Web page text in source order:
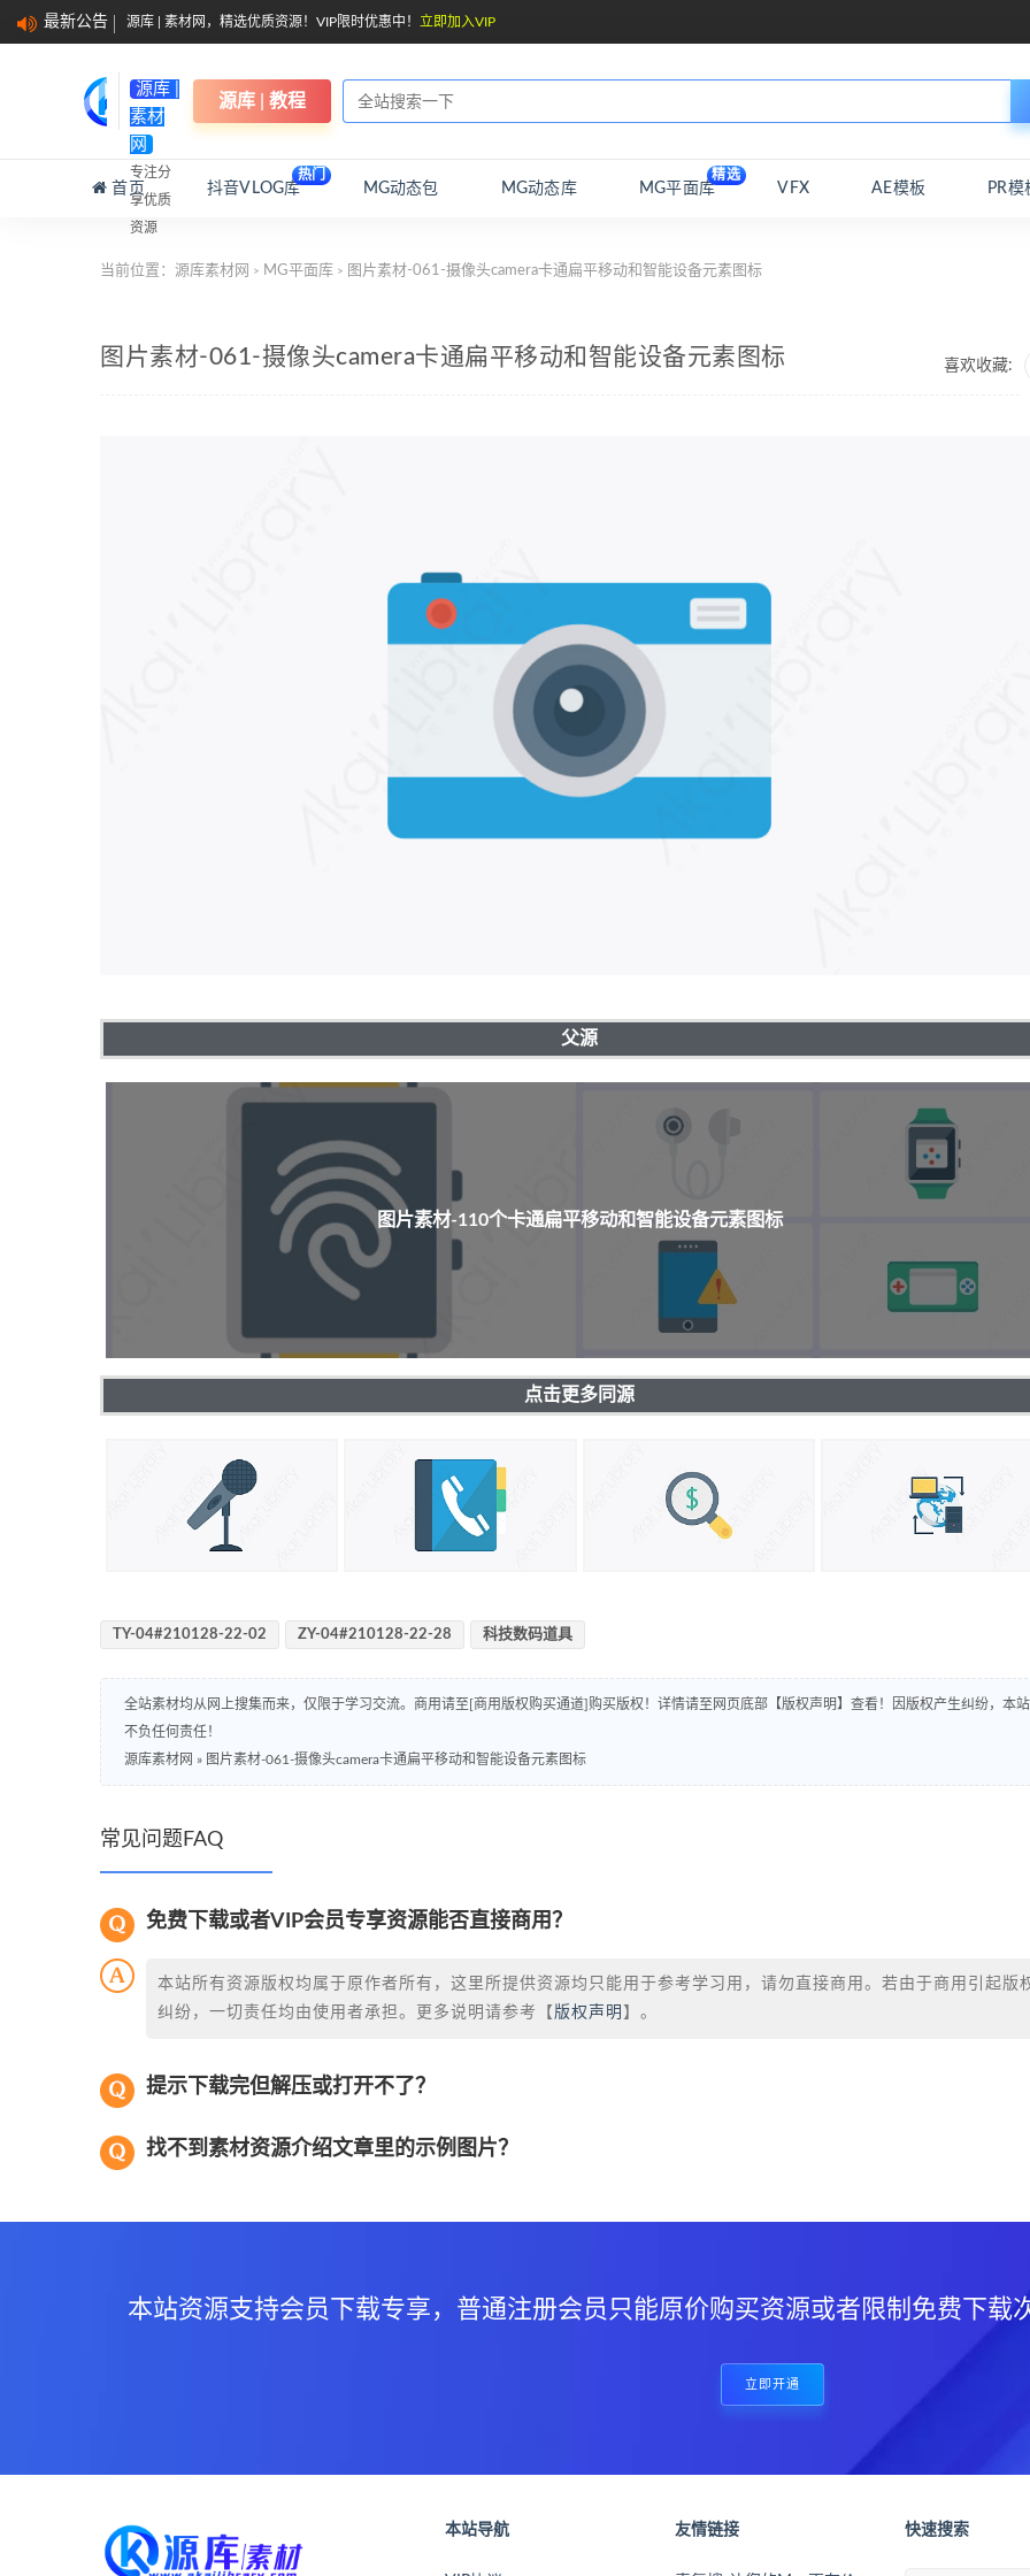
最新公告 源库 | 素材网，精选优质资源！VIP限时优惠中！ 立即加入VIP
源库 |
素材
网
专注分
享优质
资源
源库 | 教程
首页 抖音VLOG库
热门
MG动态包 MG动态库 MG平面库
精选
VFX AE模板 PR模
当前位置： 源库素材网 > MG平面库 > 图片素材-061-摄像头camera卡通扁平移动和智能设备元素图标
喜欢收藏:
图片素材-061-摄像头camera卡通扁平移动和智能设备元素图标
父源
图片素材-110个卡通扁平移动和智能设备元素图标
点击更多同源
TY-04#210128-22-02 ZY-04#210128-22-28 科技数码道具
全站素材均从网上搜集而来，仅限于学习交流。商用请至[商用版权购买通道]购买版权！详情请至网页底部【版权声明】查看！因版权产生纠纷，本站
不负任何责任！
源库素材网 » 图片素材-061-摄像头camera卡通扁平移动和智能设备元素图标
常见问题FAQ
免费下载或者VIP会员专享资源能否直接商用？
本站所有资源版权均属于原作者所有，这里所提供资源均只能用于参考学习用，请勿直接商用。若由于商用引起版
纠纷，一切责任均由使用者承担。更多说明请参考【 版权声明 】。
提示下载完但解压或打开不了？
找不到素材资源介绍文章里的示例图片？
本站资源支持会员下载专享，普通注册会员只能原价购买资源或者限制免费下载
立即开通
本站导航 友情链接 快速搜索